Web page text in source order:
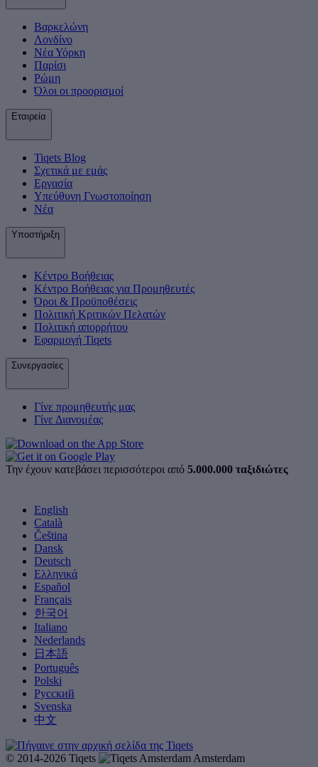
Βαρκελώνη
Λονδίνο
Νέα Υόρκη
Παρίσι
Ρώμη
Όλοι οι προορισμοί
Εταιρεία
Tiqets Βlog
Σχετικά με εμάς
Εργασία
Υπεύθυνη Γνωστοποίηση
Νέα
Υποστήριξη
Κέντρο Βοήθειας
Κέντρο Βοήθειας για Προμηθευτές
Όροι & Προϋποθέσεις
Πολιτική Κριτικών Πελατών
Πολιτική απορρήτου
Εφαρμογή Tiqets
Συνεργασίες
Γίνε προμηθευτής μας
Γίνε Διανομέας
Την έχουν κατεβάσει περισσότεροι από 5.000.000 ταξιδιώτες
English
Català
Čeština
Dansk
Deutsch
Ελληνικά
Español
Français
한국어
Italiano
Nederlands
日本語
Português
Polski
Русский
Svenska
中文
© 2014-2026 Tiqets
Amsterdam